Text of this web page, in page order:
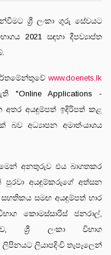
ශ්‍රී ලංකා ගුරු සේවයට
2021 සඳහා දීපව්‍යාප්ත
www.doenets.lk
"Online Applications -
අතර අයඳුම්පත් ඉදිරිපත් කළ
බව අධ්‍යාපන අමාත්‍ංයාශය
අනතුරුව එය බාගතකර
පුරවා අයඳුම්කරුගේ අත්සන
සමඟ අයඳුම්පත් භාර
කොමස්සාරිස් ජනරාල්,
ශ්‍රී ලංකා විභාග
ලියාපදිංචි තැපෑලෙන්